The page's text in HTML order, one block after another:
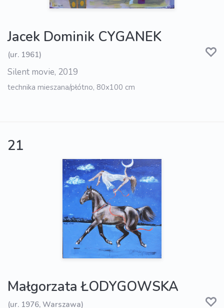
Jacek Dominik CYGANEK
(ur. 1961)
Silent movie, 2019
technika mieszana/płótno, 80x100 cm
21
Małgorzata ŁODYGOWSKA
(ur. 1976, Warszawa)